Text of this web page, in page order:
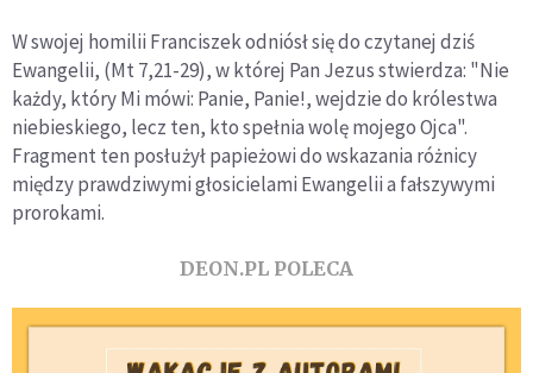
W swojej homilii Franciszek odniósł się do czytanej dziś
Ewangelii, (Mt 7,21-29), w której Pan Jezus stwierdza: "Nie
każdy, który Mi mówi: Panie, Panie!, wejdzie do królestwa
niebieskiego, lecz ten, kto spełnia wolę mojego Ojca".
Fragment ten posłużył papieżowi do wskazania różnicy
między prawdziwymi głosicielami Ewangelii a fałszywymi
prorokami.
DEON.PL POLECA